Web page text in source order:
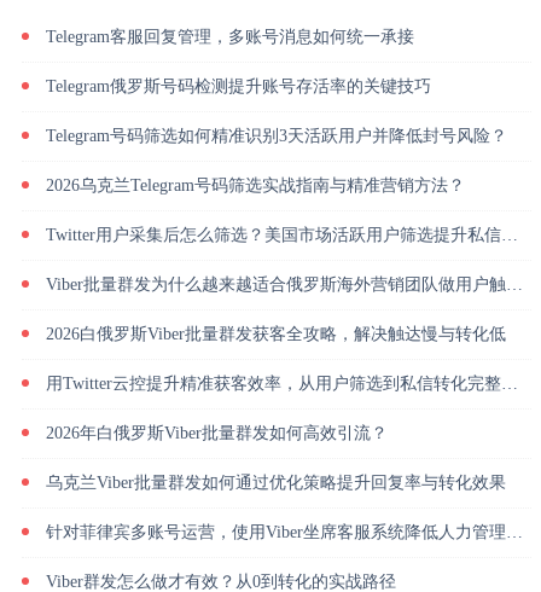
Telegram客服回复管理，多账号消息如何统一承接
Telegram俄罗斯号码检测提升账号存活率的关键技巧
Telegram号码筛选如何精准识别3天活跃用户并降低封号风险？
2026乌克兰Telegram号码筛选实战指南与精准营销方法？
Twitter用户采集后怎么筛选？美国市场活跃用户筛选提升私信回复率
Viber批量群发为什么越来越适合俄罗斯海外营销团队做用户触达？
2026白俄罗斯Viber批量群发获客全攻略，解决触达慢与转化低
用Twitter云控提升精准获客效率，从用户筛选到私信转化完整解析
2026年白俄罗斯Viber批量群发如何高效引流？
乌克兰Viber批量群发如何通过优化策略提升回复率与转化效果
针对菲律宾多账号运营，使用Viber坐席客服系统降低人力管理成本
Viber群发怎么做才有效？从0到转化的实战路径